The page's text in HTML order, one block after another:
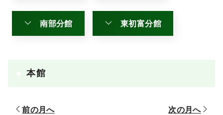
南部分館 東初富分館
本館
前の月へ 次の月へ